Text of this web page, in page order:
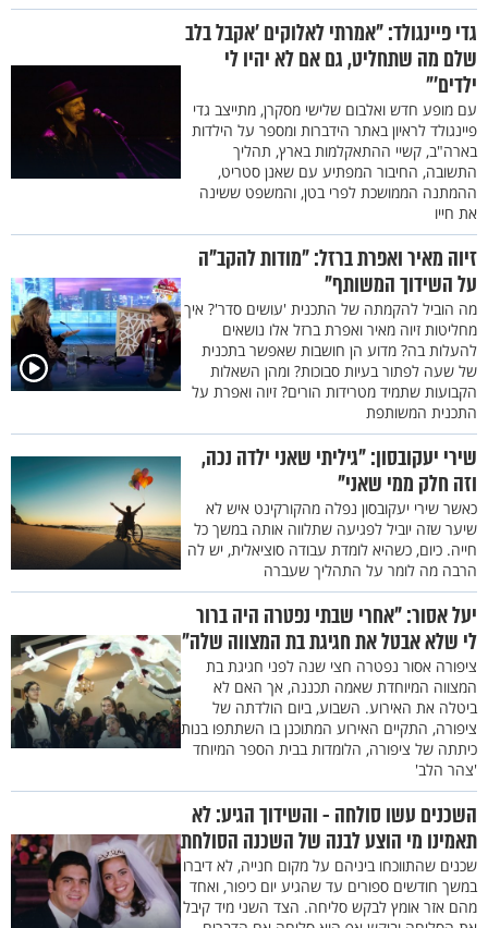
גדי פיינגולד: "אמרתי לאלוקים ’אקבל בלב
שלם מה שתחליט, גם אם לא יהיו לי
ילדים’"
עם מופע חדש ואלבום שלישי מסקרן, מתייצב גדי
פיינגולד לראיון באתר הידברות ומספר על הילדות
בארה"ב, קשיי ההתאקלמות בארץ, תהליך
התשובה, החיבור המפתיע עם שאנן סטריט,
ההמתנה הממושכת לפרי בטן, והמשפט ששינה
את חייו
זיוה מאיר ואפרת ברזל: "מודות להקב"ה
על השידוך המשותף"
מה הוביל להקמתה של התכנית 'עושים סדר'? איך
מחליטות זיוה מאיר ואפרת ברזל אלו נושאים
להעלות בה? מדוע הן חושבות שאפשר בתכנית
של שעה לפתור בעיות סבוכות? ומהן השאלות
הקבועות שתמיד מטרידות הורים? זיוה ואפרת על
התכנית המשותפת
שירי יעקובסון: "גיליתי שאני ילדה נכה,
וזה חלק ממי שאני"
כאשר שירי יעקובסון נפלה מהקורקינט איש לא
שיער שזה יוביל לפגיעה שתלווה אותה במשך כל
חייה. כיום, כשהיא לומדת עבודה סוציאלית, יש לה
הרבה מה לומר על התהליך שעברה
יעל אסור: "אחרי שבתי נפטרה היה ברור
לי שלא אבטל את חגיגת בת המצווה שלה"
ציפורה אסור נפטרה חצי שנה לפני חגיגת בת
המצווה המיוחדת שאמה תכננה, אך האם לא
ביטלה את האירוע. השבוע, ביום הולדתה של
ציפורה, התקיים האירוע המתוכנן בו השתתפו בנות
כיתתה של ציפורה, הלומדות בבית הספר המיוחד
'צהר הלב'
השכנים עשו סולחה - והשידוך הגיע: לא
תאמינו מי הוצע לבנה של השכנה הסולחת
שכנים שהתווכחו ביניהם על מקום חנייה, לא דיברו
במשך חודשים ספורים עד שהגיע יום כיפור, ואחד
מהם אזר אומץ לבקש סליחה. הצד השני מיד קיבל